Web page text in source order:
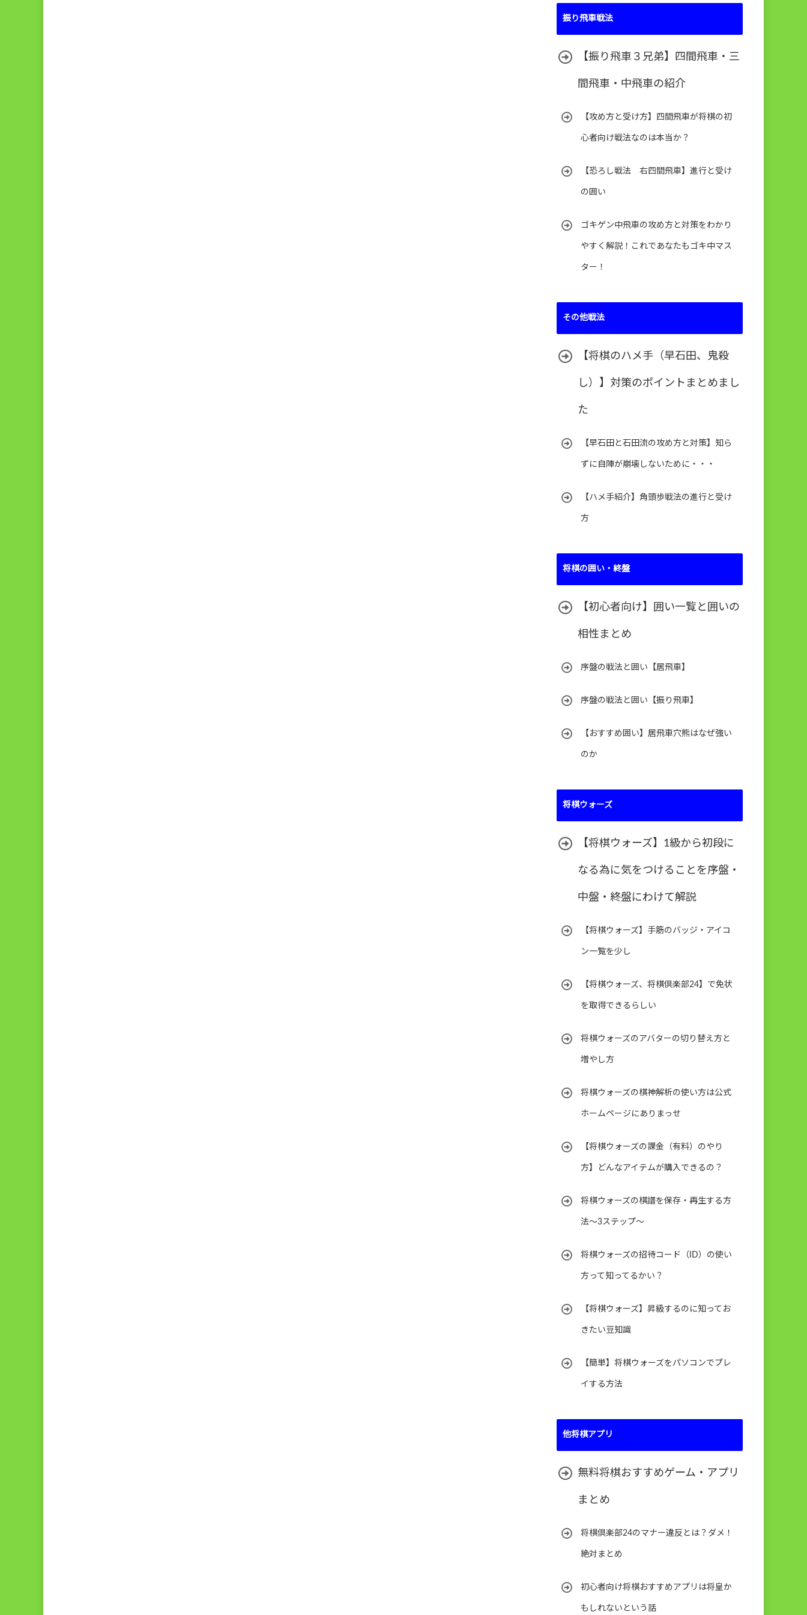
振り飛車戦法
【振り飛車３兄弟】四間飛車・三
間飛車・中飛車の紹介
【攻め方と受け方】四間飛車が将棋の初
心者向け戦法なのは本当か？
【恐ろし戦法 右四間飛車】進行と受け
の囲い
ゴキゲン中飛車の攻め方と対策をわかり
やすく解説！これであなたもゴキ中マス
ター！
その他戦法
【将棋のハメ手（早石田、鬼殺
し）】対策のポイントまとめまし
た
【早石田と石田流の攻め方と対策】知ら
ずに自陣が崩壊しないために・・・
【ハメ手紹介】角頭歩戦法の進行と受け
方
将棋の囲い・終盤
【初心者向け】囲い一覧と囲いの
相性まとめ
序盤の戦法と囲い【居飛車】
序盤の戦法と囲い【振り飛車】
【おすすめ囲い】居飛車穴熊はなぜ強い
のか
将棋ウォーズ
【将棋ウォーズ】1級から初段に
なる為に気をつけることを序盤・
中盤・終盤にわけて解説
【将棋ウォーズ】手筋のバッジ・アイコ
ン一覧を少し
【将棋ウォーズ、将棋倶楽部24】で免状
を取得できるらしい
将棋ウォーズのアバターの切り替え方と
増やし方
将棋ウォーズの棋神解析の使い方は公式
ホームページにありまっせ
【将棋ウォーズの課金（有料）のやり
方】どんなアイテムが購入できるの？
将棋ウォーズの棋譜を保存・再生する方
法～3ステップ～
将棋ウォーズの招待コード（ID）の使い
方って知ってるかい？
【将棋ウォーズ】昇級するのに知ってお
きたい豆知識
【簡単】将棋ウォーズをパソコンでプレ
イする方法
他将棋アプリ
無料将棋おすすめゲーム・アプリ
まとめ
将棋倶楽部24のマナー違反とは？ダメ！
絶対まとめ
初心者向け将棋おすすめアプリは将皇か
もしれないという話